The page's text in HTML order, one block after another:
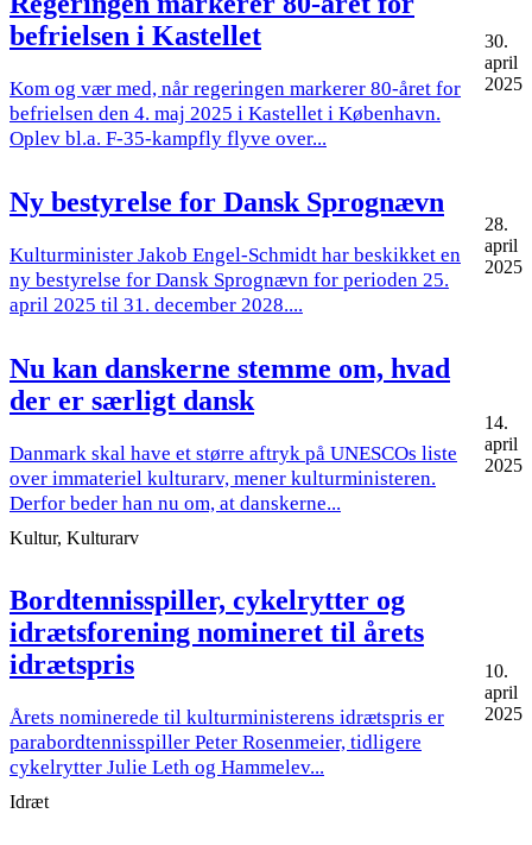
befrielsen i Kastellet
Kom og vær med, når regeringen markerer 80-året for
befrielsen den 4. maj 2025 i Kastellet i København.
Oplev bl.a. F-35-kampfly flyve over...
30.
april
2025
Ny bestyrelse for Dansk Sprognævn
Kulturminister Jakob Engel-Schmidt har beskikket en
ny bestyrelse for Dansk Sprognævn for perioden 25.
april 2025 til 31. december 2028....
28.
april
2025
Nu kan danskerne stemme om, hvad
der er særligt dansk
Danmark skal have et større aftryk på UNESCOs liste
over immateriel kulturarv, mener kulturministeren.
Derfor beder han nu om, at danskerne...
Kultur, Kulturarv
14.
april
2025
Bordtennisspiller, cykelrytter og
idrætsforening nomineret til årets
idrætspris
Årets nominerede til kulturministerens idrætspris er
parabordtennisspiller Peter Rosenmeier, tidligere
cykelrytter Julie Leth og Hammelev...
Idræt
10.
april
2025